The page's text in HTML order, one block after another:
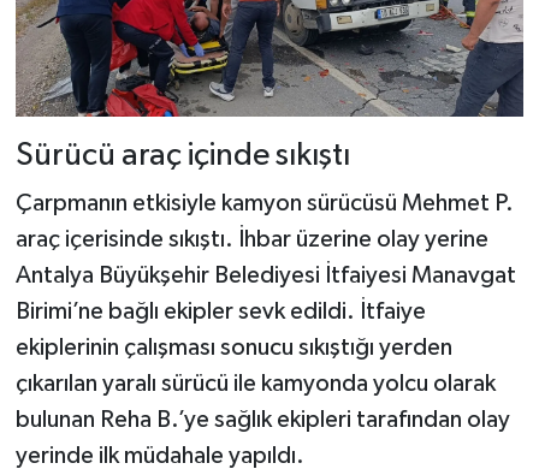
Sürücü araç içinde sıkıştı
Çarpmanın etkisiyle kamyon sürücüsü Mehmet P.
araç içerisinde sıkıştı. İhbar üzerine olay yerine
Antalya Büyükşehir Belediyesi İtfaiyesi Manavgat
Birimi’ne bağlı ekipler sevk edildi. İtfaiye
ekiplerinin çalışması sonucu sıkıştığı yerden
çıkarılan yaralı sürücü ile kamyonda yolcu olarak
bulunan Reha B.’ye sağlık ekipleri tarafından olay
yerinde ilk müdahale yapıldı.